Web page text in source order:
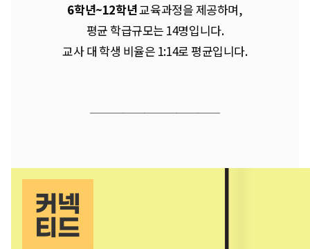
6학년~12학년교육과정을 제공하며,
평균 학급규모는 14명입니다.
교사 대 학생 비율은 1:14로 평균입니다.
────────────